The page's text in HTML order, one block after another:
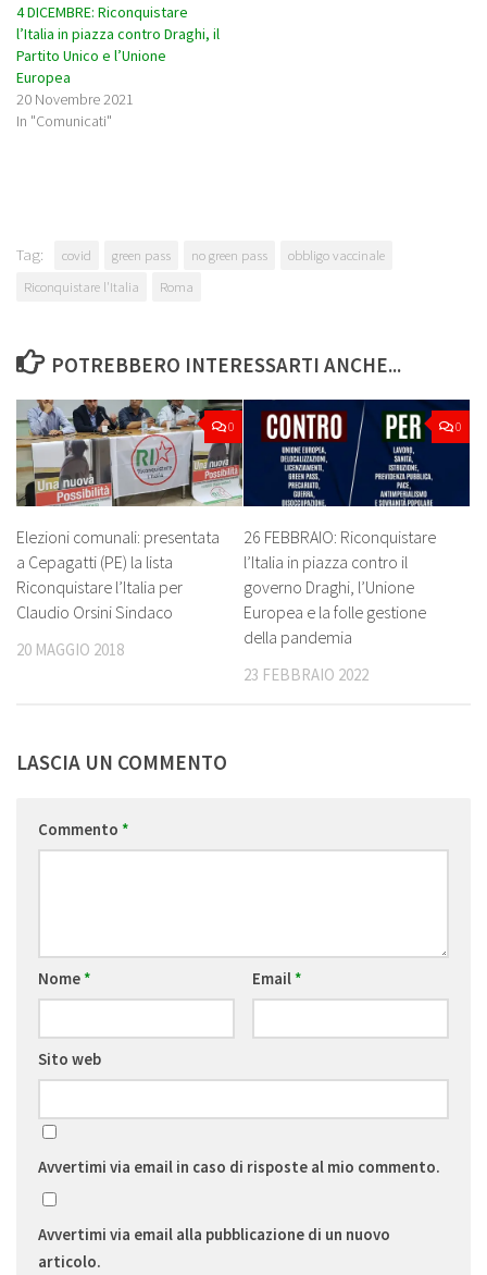
4 DICEMBRE: Riconquistare
l’Italia in piazza contro Draghi, il
Partito Unico e l’Unione
Europea
20 Novembre 2021
In "Comunicati"
Tag: covid green pass no green pass
obbligo vaccinale
Riconquistare l'Italia
Roma
POTREBBERO INTERESSARTI ANCHE...
0
Elezioni comunali: presentata
a Cepagatti (PE) la lista
Riconquistare l’Italia per
Claudio Orsini Sindaco
20 MAGGIO 2018
0
26 FEBBRAIO: Riconquistare
l’Italia in piazza contro il
governo Draghi, l’Unione
Europea e la folle gestione
della pandemia
23 FEBBRAIO 2022
LASCIA UN COMMENTO
Commento *
Nome* Email*
Sito web
Avvertimi via email in caso di risposte al mio commento.
Avvertimi via email alla pubblicazione di un nuovo
articolo.